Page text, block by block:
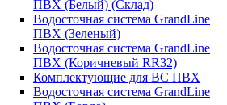
ПВХ (Белый) (Склад)
Водосточная система GrandLine
ПВХ (Зеленый)
Водосточная система GrandLine
ПВХ (Коричневый RR32)
Комплектующие для ВС ПВХ
Водосточная система GrandLine